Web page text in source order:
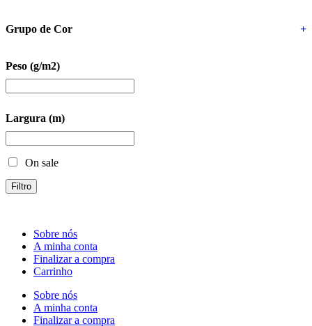
Grupo de Cor +
Peso (g/m2)
Largura (m)
On sale
Filtro
Sobre nós
A minha conta
Finalizar a compra
Carrinho
Sobre nós
A minha conta
Finalizar a compra